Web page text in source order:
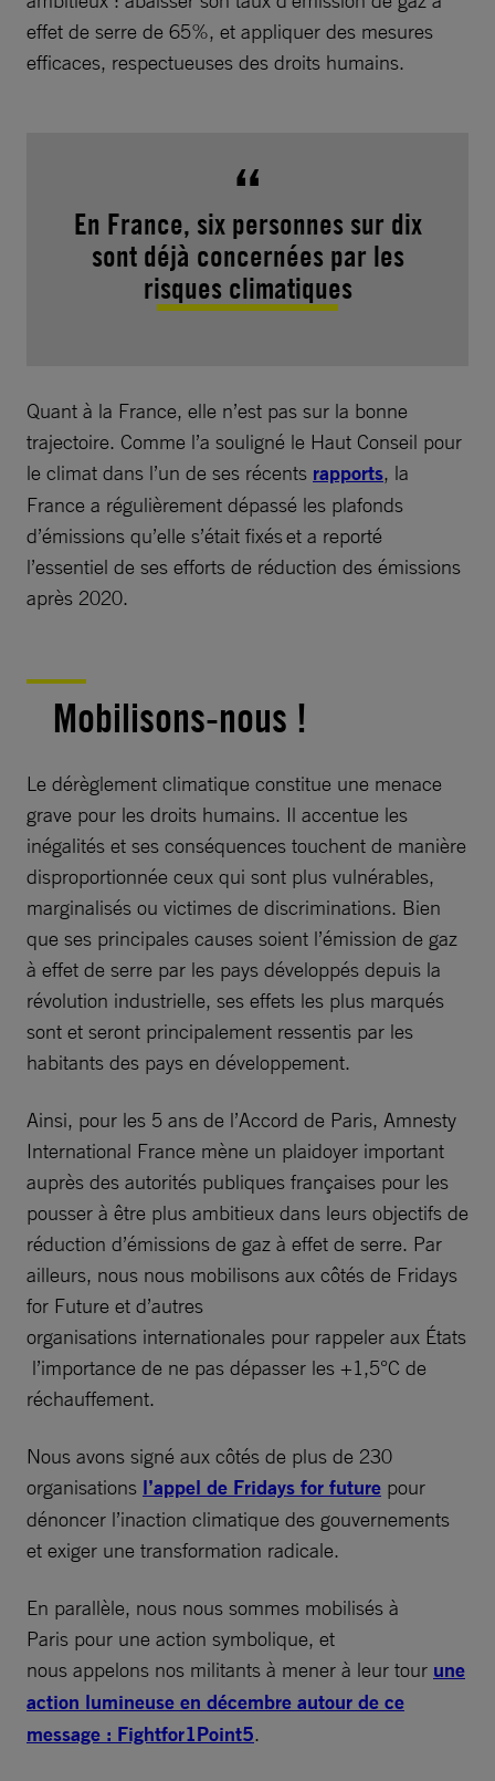
effet de serre de 65%, et appliquer des mesures
efficaces, respectueuses des droits humains.
En France, six personnes sur dix
sont déjà concernées par les
risques climatiques
Quant à la France, elle n’est pas sur la bonne
trajectoire. Comme l’a souligné le Haut Conseil pour
le climat dans l’un de ses récents rapports, la
France a régulièrement dépassé les plafonds
d’émissions qu’elle s’était fixés et a reporté
l’essentiel de ses efforts de réduction des émissions
après 2020.
Mobilisons-nous !
Le dérèglement climatique constitue une menace
grave pour les droits humains. Il accentue les
inégalités et ses conséquences touchent de manière
disproportionnée ceux qui sont plus vulnérables,
marginalisés ou victimes de discriminations. Bien
que ses principales causes soient l’émission de gaz
à effet de serre par les pays développés depuis la
révolution industrielle, ses effets les plus marqués
sont et seront principalement ressentis par les
habitants des pays en développement.
Ainsi, pour les 5 ans de l’Accord de Paris, Amnesty
International France mène un plaidoyer important
auprès des autorités publiques françaises pour les
pousser à être plus ambitieux dans leurs objectifs de
réduction d’émissions de gaz à effet de serre. Par
ailleurs, nous nous mobilisons aux côtés de Fridays
for Future et d’autres
organisations internationales pour rappeler aux États
l’importance de ne pas dépasser les +1,5°C de
réchauffement.
Nous avons signé aux côtés de plus de 230
organisations l’appel de Fridays for future pour
dénoncer l’inaction climatique des gouvernements
et exiger une transformation radicale.
En parallèle, nous nous sommes mobilisés à
Paris pour une action symbolique, et
nous appelons nos militants à mener à leur tour une
action lumineuse en décembre autour de ce
message : Fightfor1Point5.